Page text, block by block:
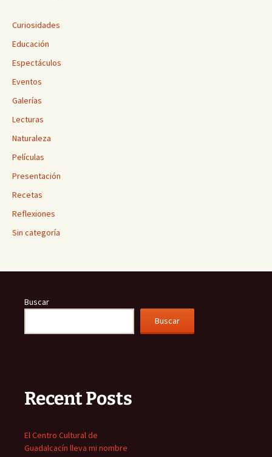
Curiosidades
Educación
Espectáculos
Eventos
Galerías
Lecturas
Naturaleza
Películas
Presentación
Recetas
Reflexiones
Sin categoría
Buscar
Buscar
Recent Posts
El Centro Cultural de
Guadalcacín lleva mi nombre